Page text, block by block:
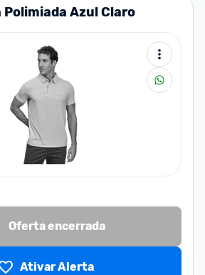
Polimiada Azul Claro
Oferta encerrada
Ativar Alerta